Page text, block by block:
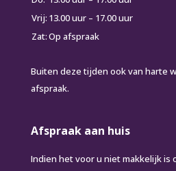
Vrij: 13.00 uur – 17.00 uur
Zat:Op afspraak
Buiten deze tijden ook van harte
afspraak.
Afspraak aan huis
Indien het voor u niet makkelijk is